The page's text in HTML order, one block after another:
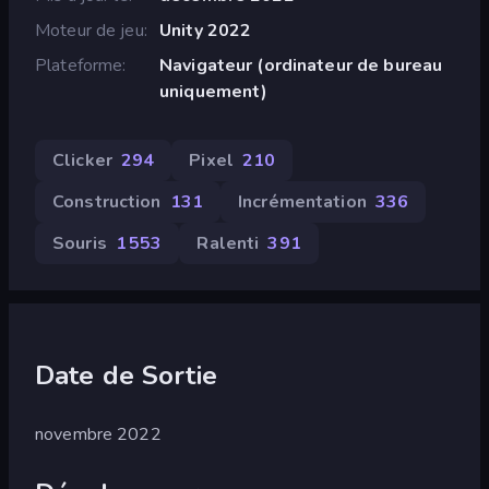
Moteur de jeu
Unity 2022
Plateforme
Navigateur (ordinateur de bureau
uniquement)
Clicker 294 Pixel 210
Construction 131 Incrémentation 336
Souris 1 553 Ralenti 391
Date de Sortie
novembre 2022